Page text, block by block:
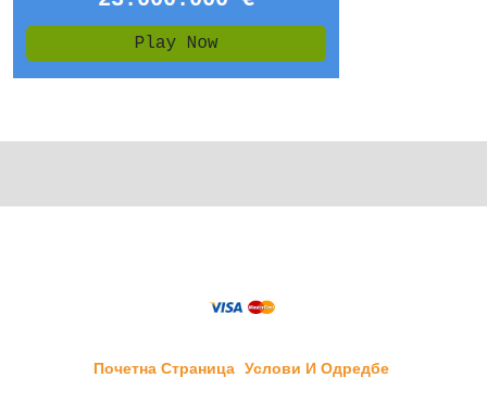
Почетна Страница Услови И Одредбе